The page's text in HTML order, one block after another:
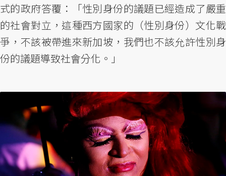
式的政府答覆：「性別身份的議題已經造成了嚴重
的社會對立，這種西方國家的（性別身份）文化戰
爭，不該被帶進來新加坡，我們也不該允許性別身
份的議題導致社會分化。」